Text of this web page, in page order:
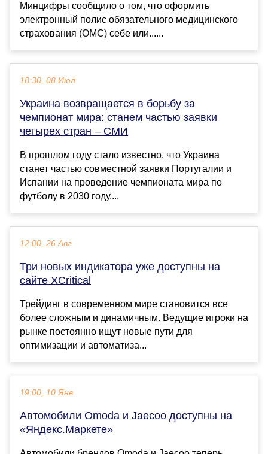
Минцифры сообщило о том, что оформить
электронный полис обязательного медицинского
страхования (ОМС) себе или......
18:30, 08 Июл
Украина возвращается в борьбу за
чемпионат мира: станем частью заявки
четырех стран – СМИ
В прошлом году стало известно, что Украина
станет частью совместной заявки Португалии и
Испании на проведение чемпионата мира по
футболу в 2030 году....
12:00, 26 Авг
Три новых индикатора уже доступны на
сайте XCritical
Трейдинг в современном мире становится все
более сложным и динамичным. Ведущие игроки на
рынке постоянно ищут новые пути для
оптимизации и автоматиза...
19:00, 10 Янв
Автомобили Omoda и Jaecoo доступны на
«Яндекс.Маркете»